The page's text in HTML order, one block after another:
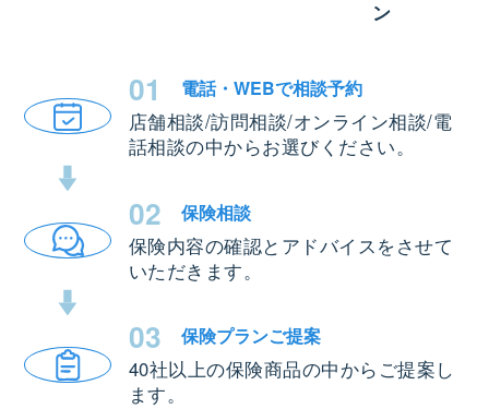
ン
01 電話・WEBで相談予約
店舗相談/訪問相談/オンライン相談/電
話相談の中からお選びください。
02 保険相談
保険内容の確認とアドバイスをさせて
いただきます。
03 保険プランご提案
40社以上の保険商品の中からご提案し
ます。